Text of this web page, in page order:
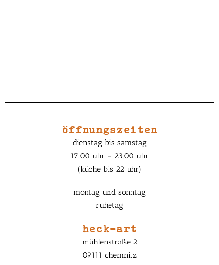
öffnungszeiten
dienstag bis samstag
17:00 uhr – 23.00 uhr
(küche bis 22 uhr)
montag und sonntag
ruhetag
heck-art
mühlenstraße 2
09111 chemnitz